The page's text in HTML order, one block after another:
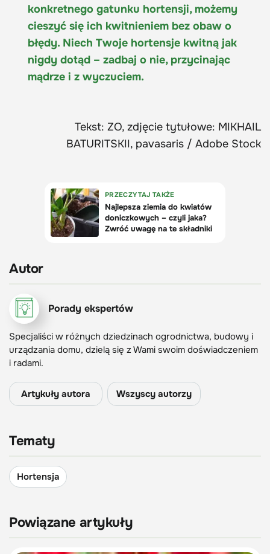
konkretnego gatunku hortensji, możemy
cieszyć się ich kwitnieniem bez obaw o
błędy. Niech Twoje hortensje kwitną jak
nigdy dotąd – zadbaj o nie, przycinając
mądrze i z wyczuciem.
Tekst: ZO, zdjęcie tytułowe: MIKHAIL
BATURITSKII, pavasaris / Adobe Stock
Autor
Porady ekspertów
Specjaliści w różnych dziedzinach ogrodnictwa, budowy i
urządzania domu, dzielą się z Wami swoim doświadczeniem
i radami.
Artykuły autora Wszyscy autorzy
Tematy
Hortensja
Powiązane artykuły